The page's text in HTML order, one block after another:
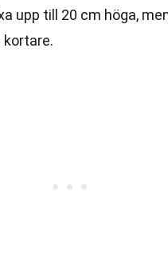
upp till 20 cm höga,